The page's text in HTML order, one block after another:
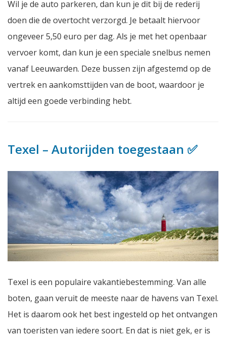
Wil je de auto parkeren, dan kun je dit bij de rederij
doen die de overtocht verzorgd. Je betaalt hiervoor
ongeveer 5,50 euro per dag. Als je met het openbaar
vervoer komt, dan kun je een speciale snelbus nemen
vanaf Leeuwarden. Deze bussen zijn afgestemd op de
vertrek en aankomsttijden van de boot, waardoor je
altijd een goede verbinding hebt.
Texel – Autorijden toegestaan ✅
Texel is een populaire vakantiebestemming. Van alle
boten, gaan veruit de meeste naar de havens van Texel.
Het is daarom ook het best ingesteld op het ontvangen
van toeristen van iedere soort. En dat is niet gek, er is